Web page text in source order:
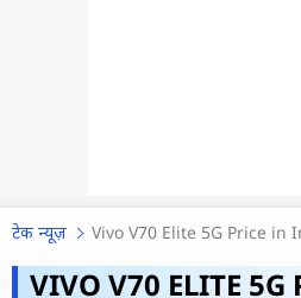
फोटो
टेक न्यूज़ Vivo V70 Elite 5G Price in
VIVO V70 ELITE 5G
Vivo V70 Elite हुआ